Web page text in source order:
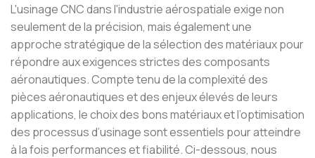
L'usinage CNC dans l'industrie aérospatiale exige non
seulement de la précision, mais également une
approche stratégique de la sélection des matériaux pour
répondre aux exigences strictes des composants
aéronautiques. Compte tenu de la complexité des
pièces aéronautiques et des enjeux élevés de leurs
applications, le choix des bons matériaux et l’optimisation
des processus d’usinage sont essentiels pour atteindre
à la fois performances et fiabilité. Ci-dessous, nous